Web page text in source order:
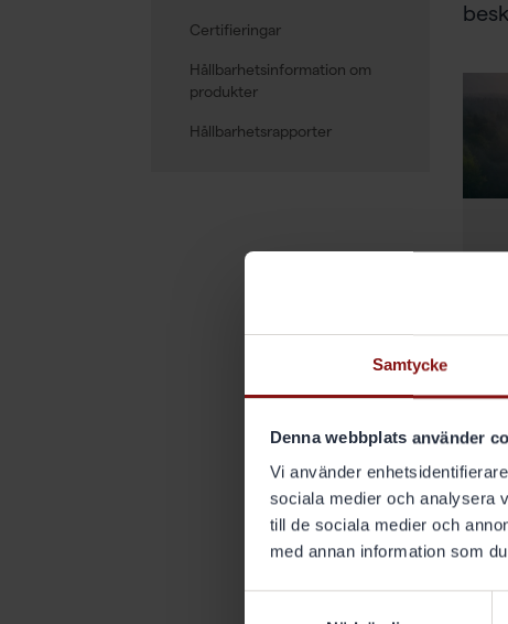
Samtycke
Denna webbplats använder
Vi använder
sociala medier och analysera
till de sociala medier och
med annan information som
Certifieringar
Hållbarhetsinformation om
produkter
Hållbarhetsrapporter